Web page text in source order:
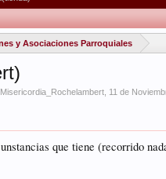
y Asociaciones Parroquiales
Misericordia_Rochelambert 11 de
que tiene (recorrido